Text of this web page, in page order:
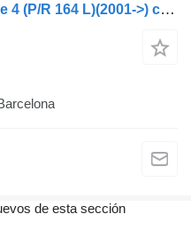
Luna lateral para Scania Serie 4 (P/R 164 L)(2001->) camión
de esta sección